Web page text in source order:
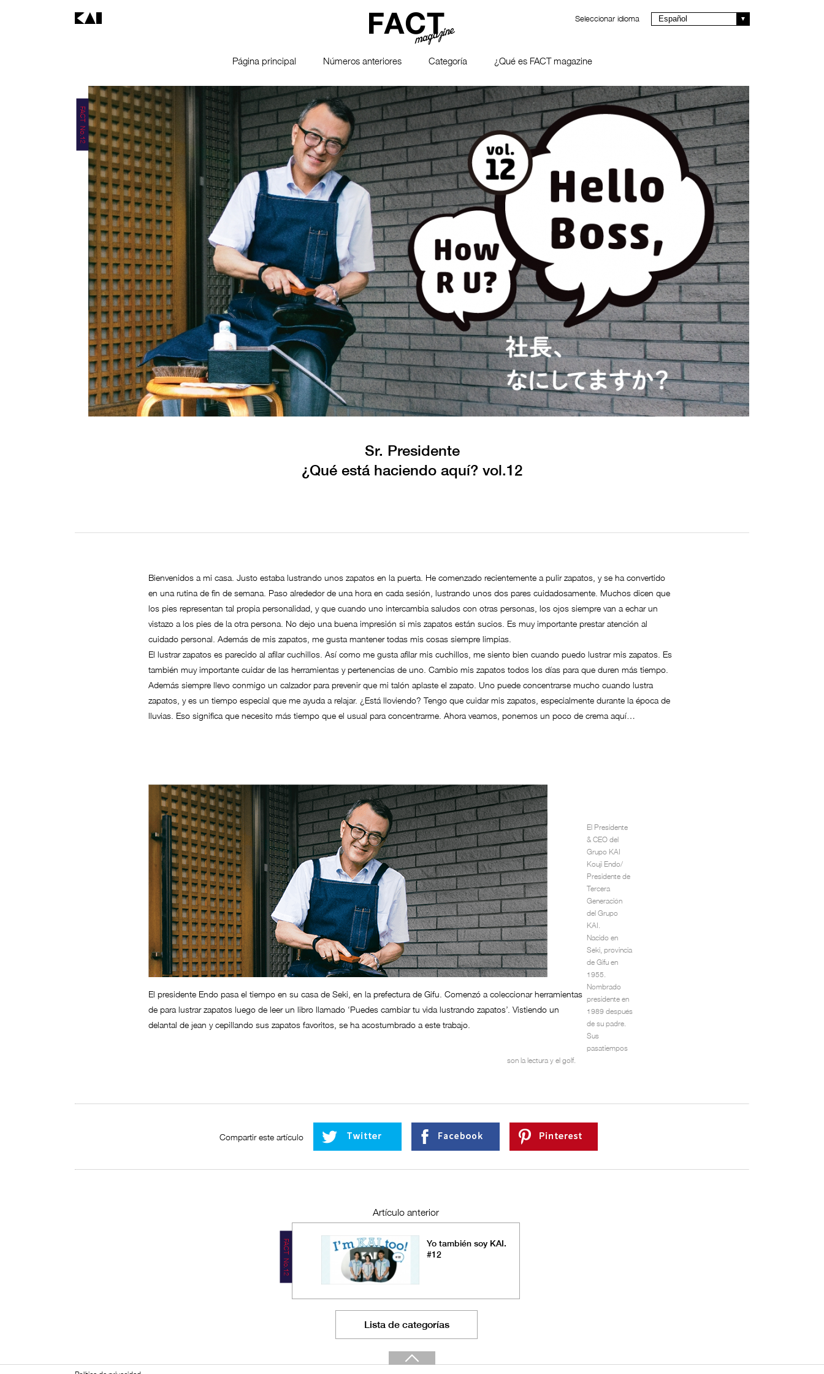
Seleccionar idioma Español
Página principal Números anteriores Categoría ¿Qué es FACT magazine
FACT No.12
Sr. Presidente
¿Qué está haciendo aquí? vol.12
Bienvenidos a mi casa. Justo estaba lustrando unos zapatos en la puerta. He comenzado recientemente a pulir zapatos, y se ha convertido
en una rutina de fin de semana. Paso alrededor de una hora en cada sesión, lustrando unos dos pares cuidadosamente. Muchos dicen que
los pies representan tal propia personalidad, y que cuando uno intercambia saludos con otras personas, los ojos siempre van a echar un
vistazo a los pies de la otra persona. No dejo una buena impresión si mis zapatos están sucios. Es muy importante prestar atención al
cuidado personal. Además de mis zapatos, me gusta mantener todas mis cosas siempre limpias.
El lustrar zapatos es parecido al afilar cuchillos. Así como me gusta afilar mis cuchillos, me siento bien cuando puedo lustrar mis zapatos. Es
también muy importante cuidar de las herramientas y pertenencias de uno. Cambio mis zapatos todos los días para que duren más tiempo.
Además siempre llevo conmigo un calzador para prevenir que mi talón aplaste el zapato. Uno puede concentrarse mucho cuando lustra
zapatos, y es un tiempo especial que me ayuda a relajar. ¿Está lloviendo? Tengo que cuidar mis zapatos, especialmente durante la época de
lluvias. Eso significa que necesito más tiempo que el usual para concentrarme. Ahora veamos, ponemos un poco de crema aquí…
El presidente Endo pasa el tiempo en su casa de Seki, en la prefectura de Gifu. Comenzó a coleccionar herramientas
de para lustrar zapatos luego de leer un libro llamado ‘Puedes cambiar tu vida lustrando zapatos’. Vistiendo un
delantal de jean y cepillando sus zapatos favoritos, se ha acostumbrado a este trabajo.
El Presidente
& CEO del
Grupo KAI
Kouji Endo/
Presidente de
Tercera
Generación
del Grupo
KAI.
Nacido en
Seki, provincia
de Gifu en
1955.
Nombrado
presidente en
1989 después
de su padre.
Sus
pasatiempos
son la lectura y el golf.
Compartir este artículo
Artículo anterior
Yo también soy KAI.
#12
FACT No.12
Lista de categorías